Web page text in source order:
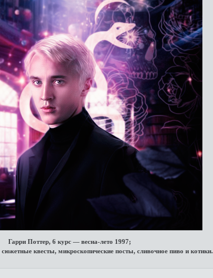
Гарри Поттер, 6 курс — весна-лето 1997;
квесты, микроскопические посты, сливочное пиво и котики.